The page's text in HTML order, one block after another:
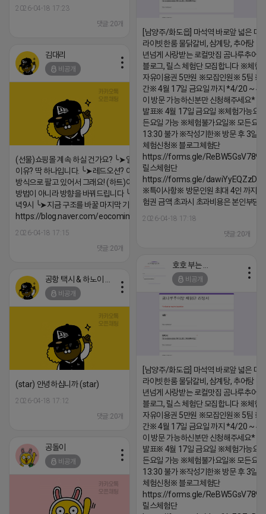
2026-04-18 17:23
댓글:20개
[남양주/화도읍] 마석역 바로앞 넓은 매
라이빗한룸 물닭갈비, 삼계탕, 추어탕 맛
년넘게 사랑받는 로컬맛집 곰나루추어
블로그, 릴스 체험단 모집합니다 ※체험
자유이용권 5만원 ※모집인원※ 5팀 ※
간※ 4월 17일 금요일 까지 *4/20 ~ 4/
이 방문 가능하신분만 신청해주세요* ※
발표※ 4월 17일 금요일 ※체험가능요
든요일 가능 ※체험불가요일※ 모든요
13:30 불가 ※작성기한※ 방문 후 3일
체험신청※ 블로그체험단
https://forms.gle/
릴스체험단
https://forms.gle/
※특이사항※ 방문인원 최대 4인 까지
험권 금액 초과시 초과비용은 본인부담
2026-04-18 17:18
댓글:20개
김대리
비공개
(선물)쇼핑몰 계속 하실 건가요? ╰➤열심히 해도 안되는
이유? 딱 하나입니다. ╰➤레드오션? 아니요! ╰➤모두 같은
방식으로 팔고 있어서 그래요! (하트)이번엔 다릅니다. ╰➤
방법이 아니라 방향을 바꿔드립니다 ╰➤4월 21일(화) 저
녁9시 ╰➤지금 구조를 바꿀 마지막 기회
https://blog.naver.com/eocomim/224250518436
2026-04-18 17:15
댓글:20개
비공개
[남양주/화도읍] 마석역 바로앞 넓은 매
라이빗한룸 물닭갈비, 삼계탕, 추어탕 맛
년넘게 사랑받는 로컬맛집 곰나루추어
블로그, 릴스 체험단 모집합니다 ※체험
자유이용권 5만원 ※모집인원※ 5팀 ※
간※ 4월 17일 금요일 까지 *4/20 ~ 4/
이 방문 가능하신분만 신청해주세요* ※
발표※ 4월 17일 금요일 ※체험가능요
든요일 가능 ※체험불가요일※ 모든요
13:30 불가 ※작성기한※ 방문 후 3일
체험신청※ 블로그체험단
https://forms.gle/
릴스체험단
비공개
(star) 안녕하십니까 (star)
2026-04-18 17:12
댓글:20개
공돌이
비공개